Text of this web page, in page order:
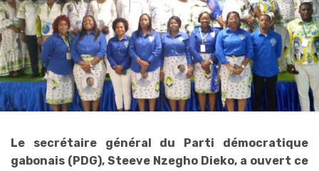
Le secrétaire général du Parti démocratique
gabonais (PDG), Steeve Nzegho Dieko, a ouvert ce